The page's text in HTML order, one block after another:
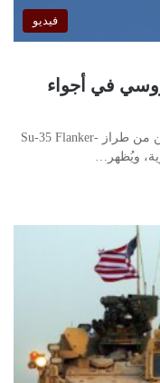
فيديو
في أجواء
تم نشر مقطع فيديو لـ صدام جوي بين طائرتين من طراز Su-35 Flanker-